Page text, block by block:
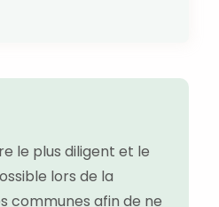
le plus diligent et le
lors de la
communes afin de ne